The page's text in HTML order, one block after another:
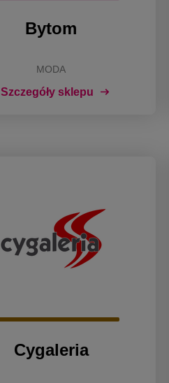
Bytom
MODA
Szczegóły sklepu
Cygaleria